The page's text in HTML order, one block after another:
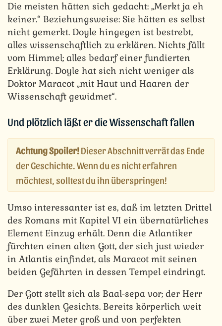
Die meisten hätten sich gedacht: „Merkt ja eh
keiner.“ Beziehungsweise: Sie hätten es selbst
nicht gemerkt. Doyle hingegen ist bestrebt,
alles wissenschaftlich zu erklären. Nichts fällt
vom Himmel; alles bedarf einer fundierten
Erklärung. Doyle hat sich nicht weniger als
Doktor Maracot „mit Haut und Haaren der
Wissenschaft gewidmet“.
Und plötzlich läßt er die Wissenschaft fallen
Achtung Spoiler!Dieser Abschnitt verrät das Ende
der Geschichte. Wenn du es nicht erfahren
möchtest, solltest du ihn überspringen!
Umso interessanter ist es, daß im letzten Drittel
des Romans mit Kapitel VI ein übernatürliches
Element Einzug erhält. Denn die Atlantiker
fürchten einen alten Gott, der sich just wieder
in Atlantis einfindet, als Maracot mit seinen
beiden Gefährten in dessen Tempel eindringt.
Der Gott stellt sich als Baal-sepa vor; der Herr
des dunklen Gesichts. Bereits körperlich weit
über zwei Meter groß und von perfekten